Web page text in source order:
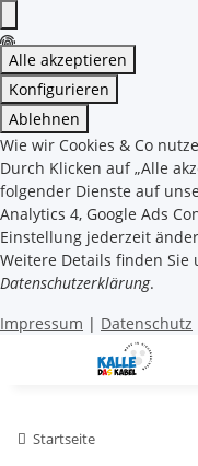
Alle akzeptieren
Konfigurieren
Ablehnen
Wie wir Cookies & Co
Durch Klicken auf „Alle
folgender Dienste auf
Analytics 4, Google Ads
Einstellung jederzeit
Weitere Details finden Sie
Datenschutzerklärung.
Impressum | Datenschutz
Startseite